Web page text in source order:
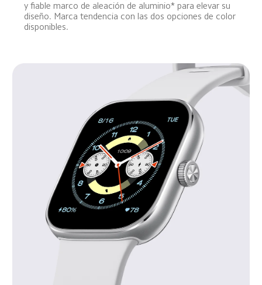
y fiable marco de aleación de aluminio* para elevar su
diseño. Marca tendencia con las dos opciones de color
disponibles.